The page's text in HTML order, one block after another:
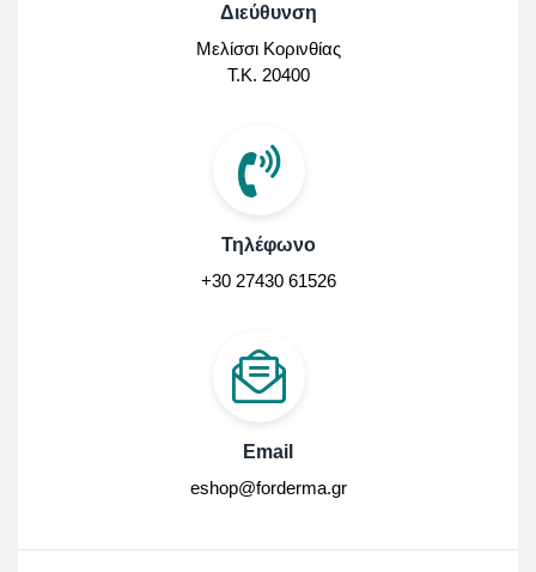
Διεύθυνση
Μελίσσι Κορινθίας
Τ.Κ. 20400
Τηλέφωνο
+30 27430 61526
Email
eshop@forderma.gr